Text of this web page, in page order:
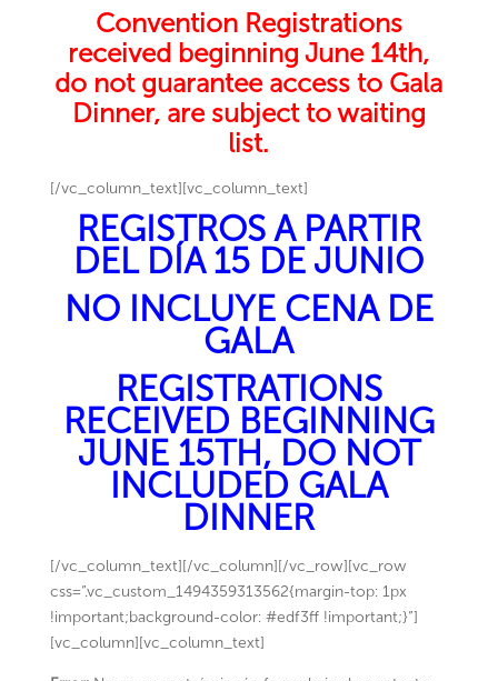
Convention Registrations
received beginning June 14th,
do not guarantee access to Gala
Dinner, are subject to waiting
list.
[/vc_column_text][vc_column_text]
REGISTROS A PARTIR
DEL DÍA 15 DE JUNIO
NO INCLUYE CENA DE
GALA
REGISTRATIONS
RECEIVED BEGINNING
JUNE 15TH, DO NOT
INCLUDED GALA
DINNER
[/vc_column_text][/vc_column][/vc_row][vc_row
css=”.vc_custom_1494359313562{margin-top: 1px
!important;background-color: #edf3ff !important;}”]
[vc_column][vc_column_text]